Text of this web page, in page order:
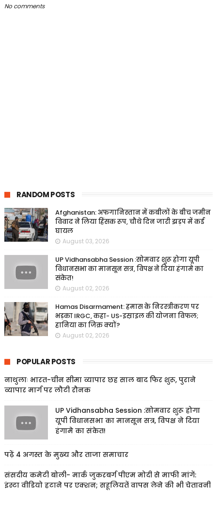
No comments
RANDOM POSTS
Afghanistan: अफगानिस्तान में कबीलों के बीच जमीन
विवाद ने लिया हिंसक रूप, चौथे दिन जारी झड़प में कई
घायल
August 03, 2026
UP Vidhansabha Session :सोमवार शुरू होगा यूपी
विधानसभा का मानसून सत्र, विपक्ष ने दिया हंगामे का
संकेत!
August 02, 2026
Hamas Disarmament: हमास के निरस्त्रीकरण पर
भड़का IRGC, कहा- US-इस्राइल की योजना विफल;
हानिया का जिक्र क्यों?
August 02, 2026
POPULAR POSTS
नाथुलाः भारत-चीन सीमा व्यापार छह साल बाद फिर शुरू, पुराने
व्यापार मार्ग पर लौटी रौनक
UP Vidhansabha Session :सोमवार शुरू होगा
यूपी विधानसभा का मानसून सत्र, विपक्ष ने दिया
हंगामे का संकेत!
पढ़ें 4 अगस्त के मुख्य और ताजा समाचार
संसदीय कमेटी बोली- मार्क जुकरबर्ग पीएम मोदी से माफी मांगें:
इंस्टा वीडियो हटाने पर एक्शन; सहूलियतें वापस लेने की भी चेतावनी